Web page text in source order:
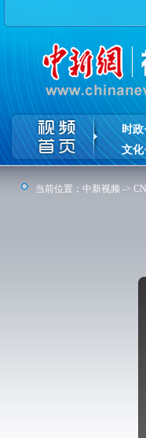
时政
文化
当前位置： 中新视频 ->